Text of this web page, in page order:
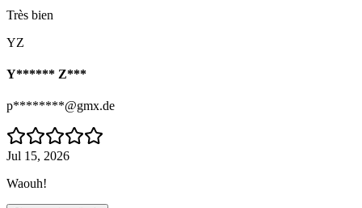
Très bien
YZ
Y****** Z***
p********@gmx.de
Jul 15, 2026
Waouh!